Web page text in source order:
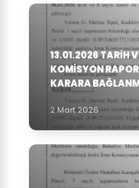
13.01.2026 TARIH
KOMISYON
KARARA
2 Mart 2026